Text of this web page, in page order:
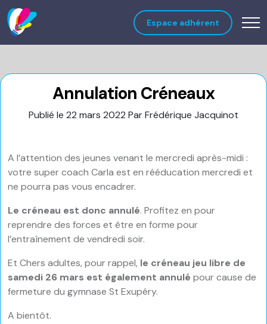
Espace adhérent
Annulation Créneaux
Publié le 22 mars 2022 Par Frédérique Jacquinot
A l’attention des jeunes venant le mercredi après-midi :
votre super coach Carla est en rééducation mercredi et
ne pourra pas vous encadrer.
Le créneau est donc annulé. Profitez en pour
reprendre des forces et être en forme pour
l’entraînement de vendredi soir.
Et Chers adultes, pour rappel, le créneau jeu libre de
samedi 26 mars est également annulé pour cause de
fermeture du gymnase St Exupéry.
A bientôt.